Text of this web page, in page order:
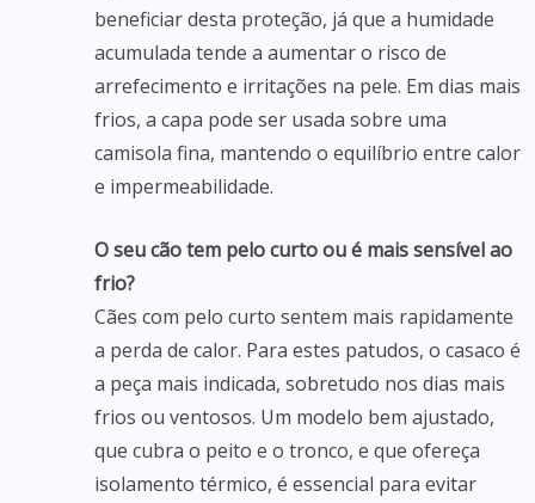
beneficiar desta proteção, já que a humidade
acumulada tende a aumentar o risco de
arrefecimento e irritações na pele. Em dias mais
frios, a capa pode ser usada sobre uma
camisola fina, mantendo o equilíbrio entre calor
e impermeabilidade.
O seu cão tem pelo curto ou é mais sensível ao
frio?
Cães com pelo curto sentem mais rapidamente
a perda de calor. Para estes patudos, o casaco é
a peça mais indicada, sobretudo nos dias mais
frios ou ventosos. Um modelo bem ajustado,
que cubra o peito e o tronco, e que ofereça
isolamento térmico, é essencial para evitar